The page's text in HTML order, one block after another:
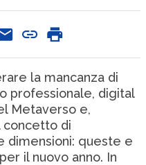
la mancanza di
professionale, digital
Metaverso e,
concetto di
dimensioni: queste e
il nuovo anno. In